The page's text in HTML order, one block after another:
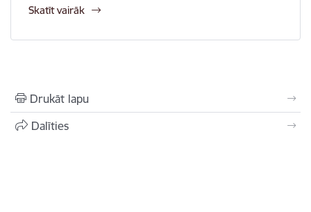
Skatīt vairāk
Drukāt lapu
Dalīties